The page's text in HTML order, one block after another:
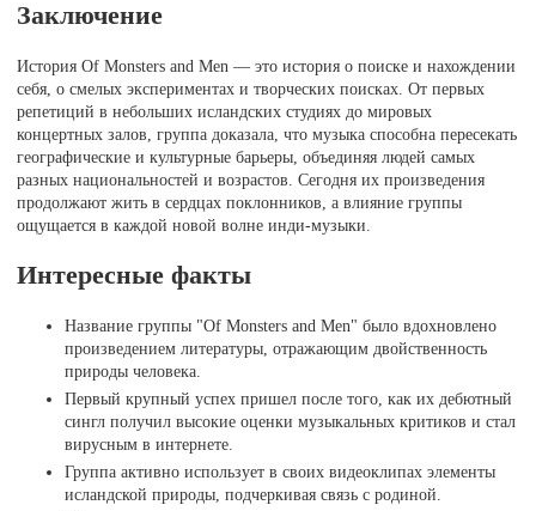
Заключение
История Of Monsters and Men — это история о поиске и нахождении
себя, о смелых экспериментах и творческих поисках. От первых
репетиций в небольших исландских студиях до мировых
концертных залов, группа доказала, что музыка способна пересекать
географические и культурные барьеры, объединяя людей самых
разных национальностей и возрастов. Сегодня их произведения
продолжают жить в сердцах поклонников, а влияние группы
ощущается в каждой новой волне инди-музыки.
Интересные факты
Название группы "Of Monsters and Men" было вдохновлено
произведением литературы, отражающим двойственность
природы человека.
Первый крупный успех пришел после того, как их дебютный
сингл получил высокие оценки музыкальных критиков и стал
вирусным в интернете.
Группа активно использует в своих видеоклипах элементы
исландской природы, подчеркивая связь с родиной.